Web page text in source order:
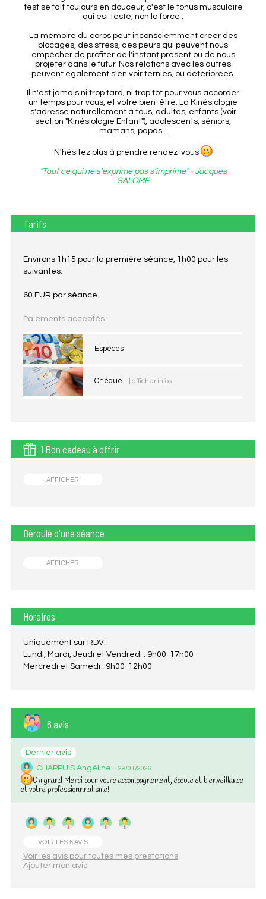
test se fait toujours en douceur, c'est le tonus musculaire
qui est testé, non la force .
La mémoire du corps peut inconsciemment créer des
blocages, des stress, des peurs qui peuvent nous
empêcher de profiter de l'instant présent ou de nous
projeter dans le futur. Nos relations avec les autres
peuvent également s'en voir ternies, ou détériorées.
Il n'est jamais ni trop tard, ni trop tôt pour vous accorder
un temps pour vous, et votre bien-être. La Kinésiologie
s'adresse naturellement à tous, adultes, enfants (voir
section "Kinésiologie Enfant"), adolescents, séniors,
mamans, papas...
N'hésitez plus à prendre rendez-vous
"Tout ce qui ne s'exprime pas s'imprime" - Jacques
SALOME
Tarifs
Environs 1h15 pour la première séance, 1h00 pour les
suivantes.
60 EUR par séance.
Paiements acceptés :
Espèces
Chèque | afficher infos
1 Bon cadeau à offrir
AFFICHER
Déroulé d'une séance
AFFICHER
Horaires
Uniquement sur RDV:
Lundi, Mardi, Jeudi et Vendredi : 9h00-17h00
Mercredi et Samedi : 9h00-12h00
6 avis
Dernier avis
CHAPPUIS Angéline - 29/01/2026
Un grand Merci pour votre accompagnement, écoute et bienveillance
et votre professionnnalisme!
VOIR LES 6 AVIS
Voir les avis pour toutes mes prestations
Ajouter mon avis